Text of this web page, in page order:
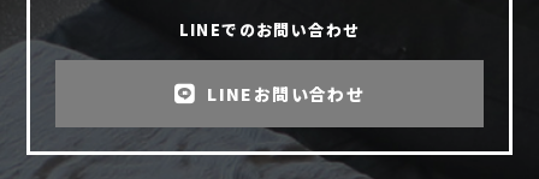
LINEでのお問い合わせ
LINEお問い合わせ